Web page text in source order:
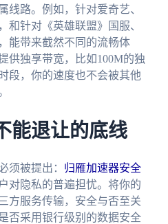
线路。例如，针对爱奇艺、
和针对《英雄联盟》国服、
能带来截然不同的流畅体
供独享带宽，比如100M的独
段，你的速度也不会被其他
能退让的底线
须被提出： 归雁加速器安全
对隐私的普遍担忧。将你的
方服务传输，安全与否至关
否采用银行级别的数据安全